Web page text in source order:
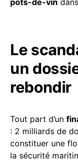
pots-de-vin
Le
un
rebondir
Tout part d’un
: 2 milliards de
constituer une
la sécurité